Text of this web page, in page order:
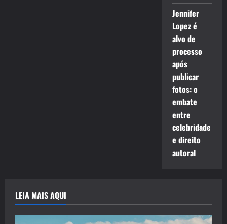
Jennifer
Lopez é
alvo de
processo
após
publicar
fotos: o
embate
entre
celebridade
e direito
autoral
LEIA MAIS AQUI